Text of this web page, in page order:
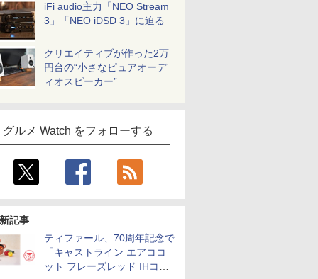
iFi audio主力「NEO Stream
3」「NEO iDSD 3」に迫る
クリエイティブが作った2万
円台の“小さなピュアオーデ
ィオスピーカー”
グルメ Watch をフォローする
記事
ティファール、70周年記念で
「キャストライン エアココ
ット フレーズレッド IHココ